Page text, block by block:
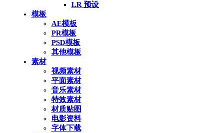
LR 预设
模板
AE模板
PR模板
PSD模板
其他模板
素材
视频素材
平面素材
音乐素材
特效素材
材质贴图
电影资料
字体下载